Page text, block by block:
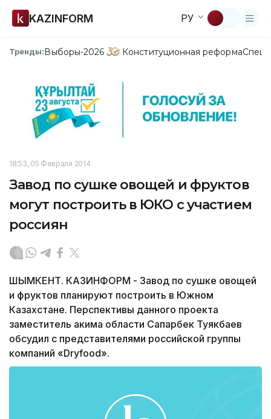
KAZINFORM РУ
Тренды:Выборы-2026 Конституционная реформа
18:53, 05 Февраля 2014
Завод по сушке овощей и фруктов
могут построить в ЮКО с участием
россиян
ШЫМКЕНТ. КАЗИНФОРМ - Завод по сушке овощей
и фруктов планируют построить в Южном
Казахстане. Перспективы данного проекта
заместитель акима области Сапарбек Туякбаев
обсудил с представителями российской группы
компаний «Dryfood».